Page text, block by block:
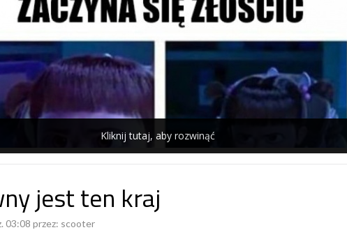
Kliknij tutaj, aby rozwinąć
jest ten kraj
03:08 przez: scooter